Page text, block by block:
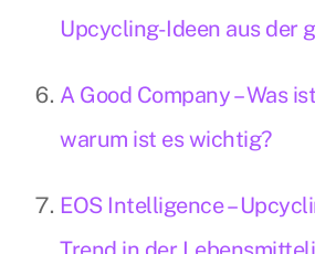
Upcycling-Ideen aus der
A Good Company – Was
warum ist es wichtig?
EOS Intelligence –